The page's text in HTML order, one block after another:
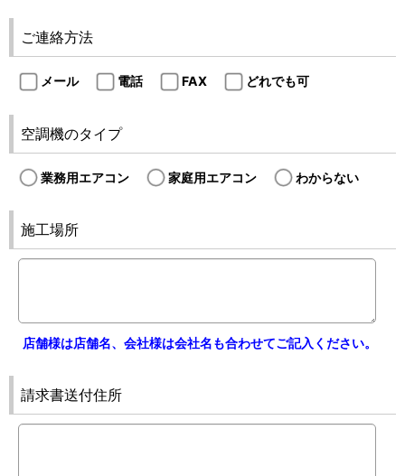
ご連絡方法
メール 電話 FAX どれでも可
空調機のタイプ
業務用エアコン 家庭用エアコン わからない
施工場所
店舗様は店舗名、会社様は会社名も合わせてご記入ください。
請求書送付住所